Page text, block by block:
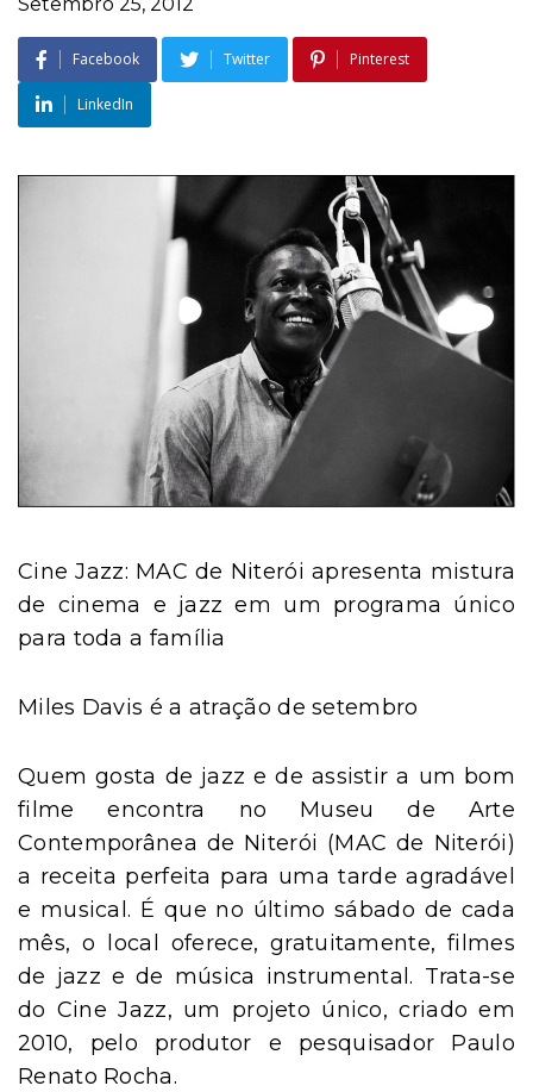
Facebook Twitter Pinterest
LinkedIn
Cine Jazz: MAC de Niterói apresenta mistura
de cinema e jazz em um programa único
para toda a família
Miles Davis é a atração de setembro
Quem gosta de jazz e de assistir a um bom
filme encontra no Museu de Arte
Contemporânea de Niterói (MAC de Niterói)
a receita perfeita para uma tarde agradável
e musical. É que no último sábado de cada
mês, o local oferece, gratuitamente, filmes
de jazz e de música instrumental. Trata-se
do Cine Jazz, um projeto único, criado em
2010, pelo produtor e pesquisador Paulo
Renato Rocha.